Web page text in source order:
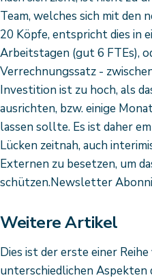
Team, welches sich mit den
20 Köpfe, entspricht dies in
Arbeitstagen (gut 6 FTEs),
Verrechnungssatz -
Investition ist zu hoch, als
ausrichten, bzw. einige
lassen sollte. Es ist daher
Lücken zeitnah, auch
Externen zu besetzen, um
schützen.Newsletter
Weitere Artikel
Dies ist der erste einer
unterschiedlichen